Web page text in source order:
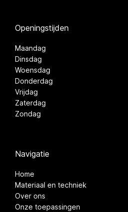
Openingstijden
Maandag
Dinsdag
Woensdag
Donderdag
Vrijdag
Zaterdag
Zondag
Navigatie
Home
Materiaal en techniek
Over ons
Onze toepassingen